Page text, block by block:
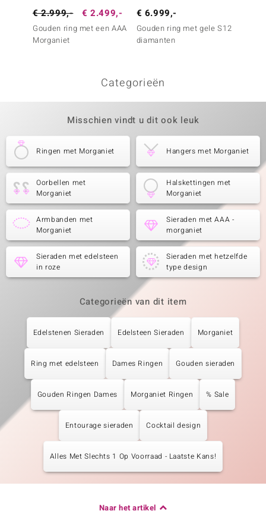
€ 2.999,- € 2.499,-
Gouden ring met een AAA
Morganiet
€ 6.999,-
Gouden ring met gele S12
diamanten
Categorieën
Misschien vindt u dit ook leuk
Ringen met Morganiet Hangers met Morganiet
Oorbellen met
Morganiet
Halskettingen met
Morganiet
Armbanden met
Morganiet
Sieraden met AAA -
morganiet
Sieraden met edelsteen
in roze
Sieraden met hetzelfde
type design
Categorieën van dit item
Edelstenen Sieraden Edelsteen Sieraden Morganiet
Ring met edelsteen Dames Ringen Gouden sieraden
Gouden Ringen Dames Morganiet Ringen % Sale
Entourage sieraden Cocktail design
Alles Met Slechts 1 Op Voorraad - Laatste Kans!
Naar het artikel